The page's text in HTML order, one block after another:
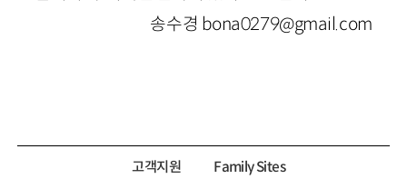
송수경 bona0279@gmail.com
고객지원 Family Sites